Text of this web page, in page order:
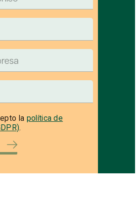
la política de
.